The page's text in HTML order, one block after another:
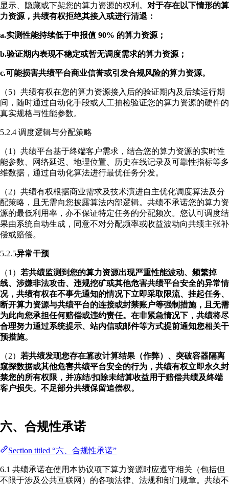
显示、隐藏或下架您的算力资源的权利。 对于存在以下情形的算
力资源，共绩有权拒绝其接入或进行清退：
a.实测性能持续低于申报值 90% 的算力资源；
b.验证期内表现不稳定或暂无调度需求的算力资源；
c.可能损害共绩平台商业信誉或引发合规风险的算力资源。
（5）共绩有权在您的算力资源接入后的验证期内及后续运行期
间，随时通过自动化手段或人工抽检验证您的算力资源的硬件的
真实规格与性能参数。
5.2.4 调度逻辑与分配策略
（1）共绩平台基于终端客户需求，结合您的算力资源的实时性
能参数、网络延迟、地理位置、历史在线记录及可靠性指标等多
维数据，通过自动化算法进行最优任务分发。
（2）共绩有权根据商业需求及技术演进自主优化调度算法及分
配策略，且无需向您披露算法内部逻辑。共绩不承诺您的算力资
源的最低利用率，亦不保证特定任务的分配频次。您认可调度结
果由系统自动生成，同意不对分配频率或收益波动向共绩主张补
偿或赔偿。
5.2.5异常干预
（1） 若共绩监测到您的算力资源出现严重性能波动、频繁掉
线、涉嫌非法攻击、违规挖矿或其他危害共绩平台安全的异常情
况，共绩有权在不事先通知的情况下立即采取限流、挂起任务、
断开算力资源与共绩平台的连接或封禁账户等强制措施，且无需
为此向您承担任何赔偿或违约责任。在非紧急情况下，共绩将尽
合理努力通过系统提示、站内信或邮件等方式提前通知您相关干
预措施。
（2） 若共绩发现您存在篡改计算结果（作弊）、突破容器隔离
窥探数据或其他危害共绩平台安全的行为，共绩有权立即永久封
禁您的所有权限，并冻结/扣除未结算收益用于赔偿共绩及终端
客户损失。不足部分共绩保留追偿权。
六、合规性承诺
Section titled “六、合规性承诺”
6.1 共绩承诺在使用本协议项下算力资源时应遵守相关（包括但
不限于涉及公共互联网）的各项法律、法规和部门规章。共绩不